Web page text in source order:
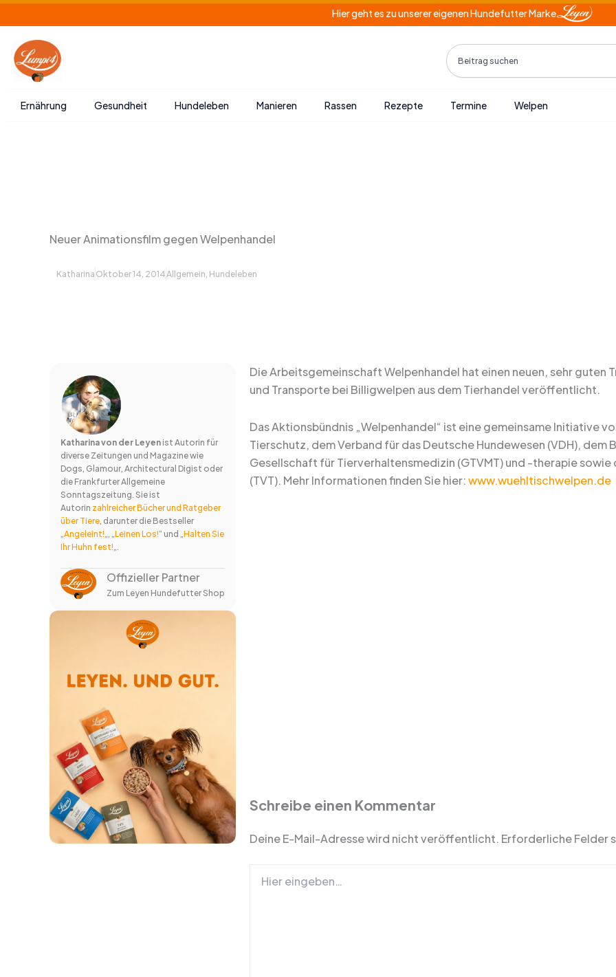
Zum
Inhalt
springen
Hier geht es zu unserer eigenen Hundefutter Marke
Search
Ernährung Gesundheit Hundeleben Manieren Rassen Rezepte Termine Welpen
Neuer Animationsfilm gegen Welpenhandel
Katharina Oktober 14, 2014Allgemein Hundeleben
Katharina von der Leyen ist Autorin für
diverse Zeitungen und Magazine wie
Dogs, Glamour, Architectural Digist oder
die Frankfurter Allgemeine
Sonntagszeitung. Sie ist
Autorin zahlreicher Bücher und Ratgeber
über Tiere , darunter die Bestseller
Angeleint! Leinen Los!“ und „ Halten Sie
Ihr Huhn fest!
Offizieller Partner
Zum Leyen Hundefutter Shop
Die Arbeitsgemeinschaft Welpenhandel hat einen neuen, sehr guten
und Transporte bei Billigwelpen aus dem Tierhandel veröffentlicht.
Das Aktionsbündnis „Welpenhandel“ ist eine gemeinsame Initiative
Tierschutz, dem Verband für das Deutsche Hundewesen (VDH), dem
Gesellschaft für Tierverhaltensmedizin (GTVMT) und -therapie
(TVT). Mehr Informationen finden Sie hier:www.wuehltischwelpen.de
Schreibe einen Kommentar
Deine E-Mail-Adresse wird nicht veröffentlicht. Erforderliche Felder
eingeben…